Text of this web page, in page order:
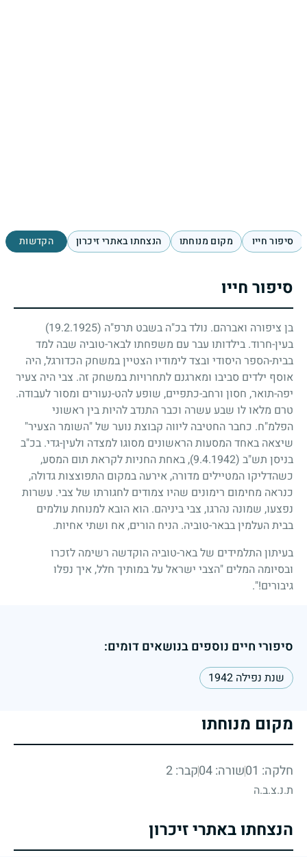
סיפור חייו מקום מנוחתו הנצחתו באתרי זיכרון הקדשות
סיפור חייו
בן ציפורה ואברהם. נולד בכ"ה בשבט תרפ"ה (19.2.1925)
בעין-חרוד. בילדותו עבר עם משפחתו לבאר-טוביה שבה למד
בבית-הספר היסודי ובצד לימודיו הצטיין במשחק הכדורגל, היה
אוסף ילדים סביבו ומארגנם לתחרויות במשחק זה. צבי היה צעיר
יפה-תואר, חסון ורחב-כתפיים, שופע להט-נעורים ומסור לעבודה.
טרם מלאו לו שבע עשרה וכבר התנדב להיות בין ראשוני
הפלמ"ח. כחבר החטיבה ליווה קבוצת נוער של "השומר הצעיר"
שיצאה באחד המסעות הראשונים מסוגו למצדה ולעין-גדי. בכ"ב
בניסן תש"ב (9.4.1942)
, באחת החניות לקראת תום המסע,
כשהדליקו המטיילים מדורה, אירעה במקום התפוצצות גדולה,
כנראה מחימום רימונים שהיו צמודים לחגורתו של צבי. עשרות
נפצעו, שמונה נהרגו, צבי ביניהם. הוא הובא למנוחת עולמים
בבית העלמין בבאר-טוביה. הניח הורים, אח ושתי אחיות.
בעיתון התלמידים של באר-טוביה הוקדשה רשימה לזכרו
ובסיומה המלים "הצבי ישראל על במותיך חלל, איך נפלו
גיבורים!".
סיפורי חיים נוספים בנושאים דומים:
שנת נפילה 1942
מקום מנוחתו
חלקה: 01 שורה: 04 קבר: 2
ת.נ.צ.ב.ה
הנצחתו באתרי זיכרון